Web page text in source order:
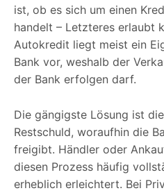
ist, ob es sich um einen
handelt – Letzteres erlaubt
Autokredit liegt meist ein
Bank vor, weshalb der
der Bank erfolgen darf.
Die gängigste Lösung ist
Restschuld, woraufhin die
freigibt. Händler oder
diesen Prozess häufig
erheblich erleichtert. Bei